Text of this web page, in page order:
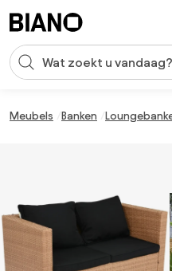
Zoekopdracht invoeren
Meubels Banken